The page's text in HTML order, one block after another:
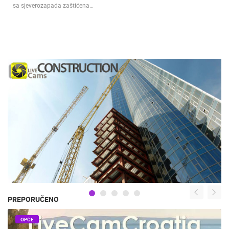
sa sjeverozapada zaštićena…
PREPORUČENO
OPĆE